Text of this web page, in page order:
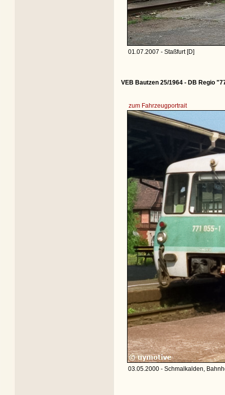
01.07.2007 - Staßfurt [D]
VEB Bautzen 25/1964 - DB Regio
zum Fahrzeugportrait
03.05.2000 - Schmalkalden,